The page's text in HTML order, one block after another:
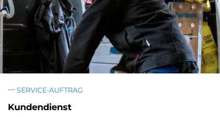
SERVICE-AUFTRAG
Kundendienst